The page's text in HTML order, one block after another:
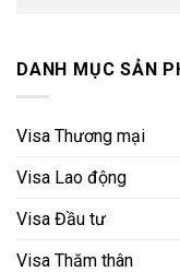
DANH MỤC SẢN
Visa Thương mại
Visa Lao động
Visa Đầu tư
Visa Thăm thân